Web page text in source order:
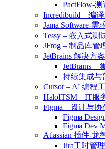
PactFlow-
Incredibuild – 编
Jama Software-需
Tessy – 嵌入式测
JFrog – 制品库管
JetBrains 解决方案
JetBrains –
持续集成与
Cursor – AI 编程
HaloITSM – IT服
Figma – 设计与协
Figma
Figma Dev
Atlassian 插件-龙
Jira工时管